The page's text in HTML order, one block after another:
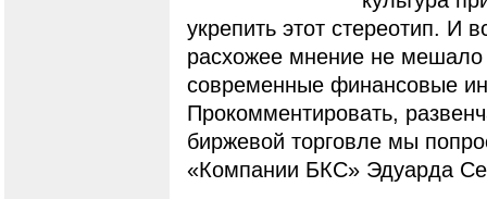
укрепить этот стереотип. И
расхожее мнение не
современные финансовые
Прокомментировать,
биржевой торговле мы
«Компании БКС» Эдуарда